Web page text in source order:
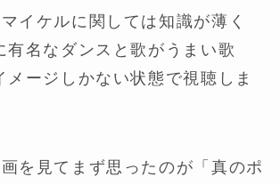
イケルに関しては知識が薄く
有名なダンスと歌がうまい歌
メージしかない状態で視聴しま
を見てまず思ったのが「真のポ